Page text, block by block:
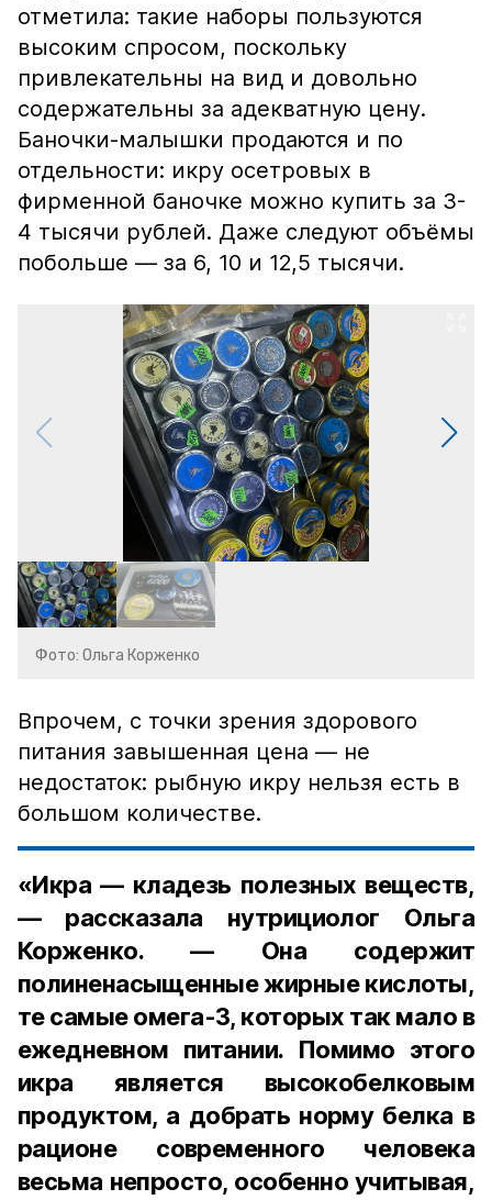
отметила: такие наборы пользуются
высоким спросом, поскольку
привлекательны на вид и довольно
содержательны за адекватную цену.
Баночки-малышки продаются и по
отдельности: икру осетровых в
фирменной баночке можно купить за 3-
4 тысячи рублей. Даже следуют объёмы
побольше — за 6, 10 и 12,5 тысячи.
Фото: Ольга Корженко
Впрочем, с точки зрения здорового
питания завышенная цена — не
недостаток: рыбную икру нельзя есть в
большом количестве.
«Икра — кладезь полезных веществ,
— рассказала нутрициолог Ольга
Корженко. — Она содержит
полиненасыщенные жирные кислоты,
те самые омега-3, которых так мало в
ежедневном питании. Помимо этого
икра является высокобелковым
продуктом, а добрать норму белка в
рационе современного человека
весьма непросто, особенно учитывая,